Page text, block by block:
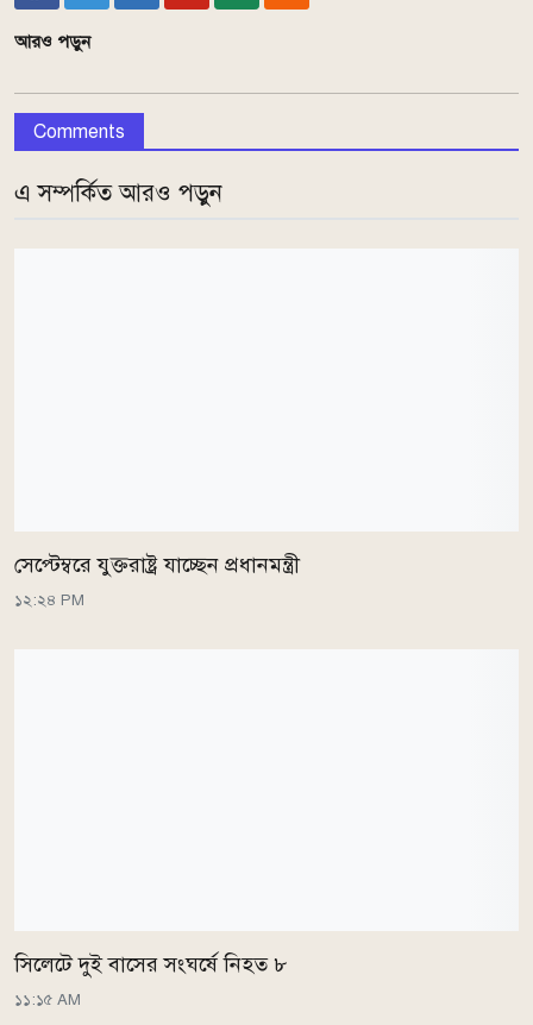
আরও পড়ুন
Comments
এ সম্পর্কিত আরও পড়ুন
সেপ্টেম্বরে যুক্তরাষ্ট্র যাচ্ছেন প্রধানমন্ত্রী
১২:২৪ PM
সিলেটে দুই বাসের সংঘর্ষে নিহত ৮
১১:১৫ AM